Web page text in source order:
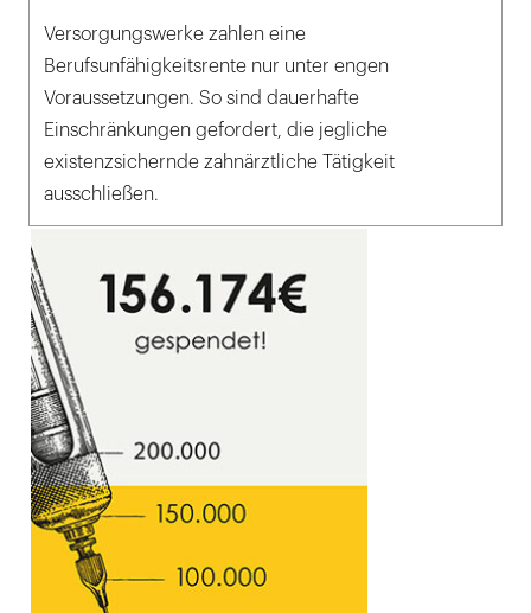
Versorgungswerke zahlen eine
Berufsunfähigkeitsrente nur unter engen
Voraussetzungen. So sind dauerhafte
Einschränkungen gefordert, die jegliche
existenzsichernde zahnärztliche Tätigkeit
ausschließen.